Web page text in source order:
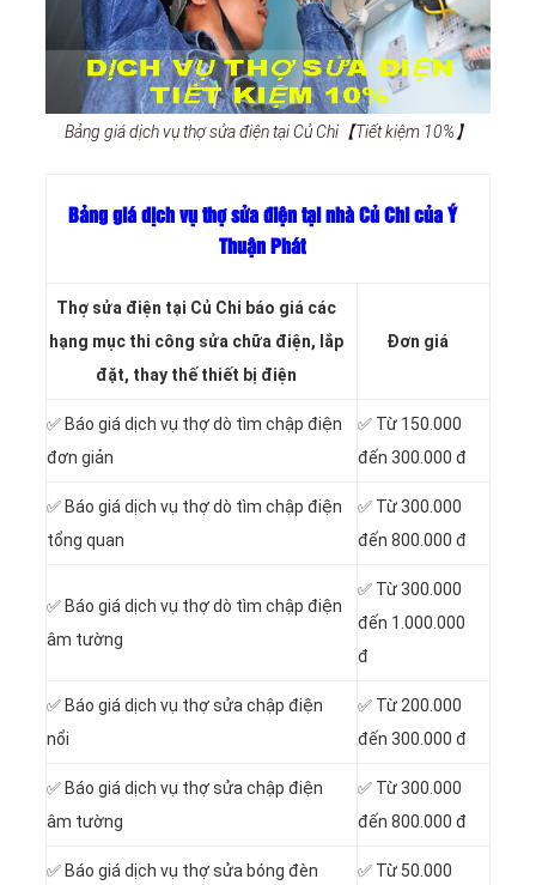
Bảng giá dịch vụ thợ sửa điện tại Củ Chi【Tiết kiệm 10%】
Bảng giá dịch vụ thợ sửa điện tại nhà Củ Chi của Ý
Thuận Phát
Thợ sửa điện tại Củ Chi báo giá các
hạng mục thi công sửa chữa điện, lắp
đặt, thay thế thiết bị điện
Đơn giá
✅ Báo giá dịch vụ thợ dò tìm chập điện
đơn giản
✅ Từ 150.000
đến 300.000 đ
✅ Báo giá dịch vụ thợ dò tìm chập điện
tổng quan
✅ Từ 300.000
đến 800.000 đ
✅ Báo giá dịch vụ thợ dò tìm chập điện
âm tường
✅ Từ 300.000
đến 1.000.000
đ
✅ Báo giá dịch vụ thợ sửa chập điện
nổi
✅ Từ 200.000
đến 300.000 đ
✅ Báo giá dịch vụ thợ sửa chập điện
âm tường
✅ Từ 300.000
đến 800.000 đ
✅ Báo giá dịch vụ thợ sửa bóng đèn
✅ Từ 50.000